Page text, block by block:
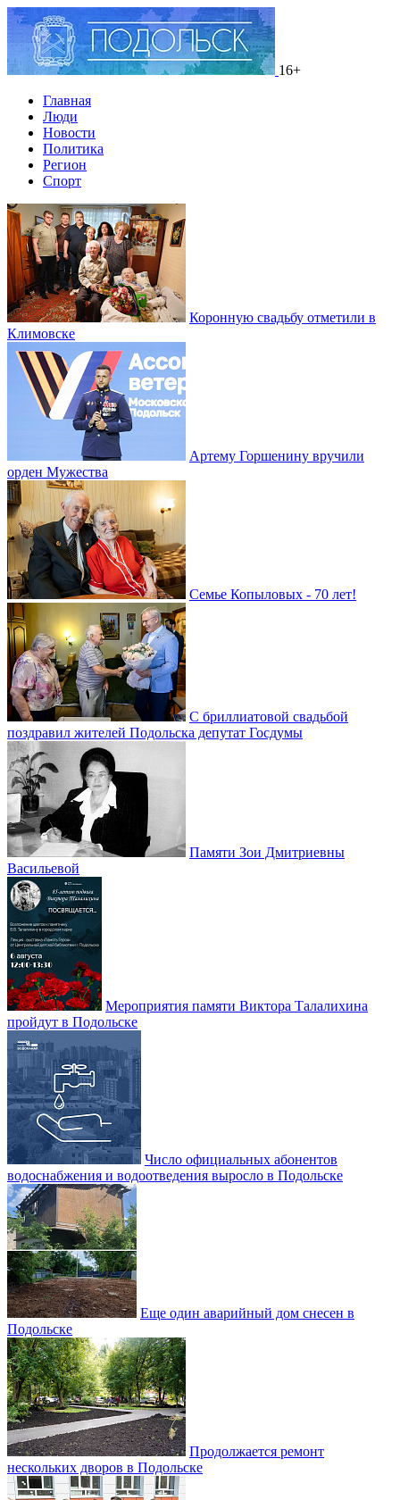
16+
Главная
Люди
Новости
Политика
Регион
Спорт
Коронную свадьбу отметили в
Климовске
Артему Горшенину вручили
орден Мужества
Семье Копыловых - 70 лет!
С бриллиатовой свадьбой
поздравил жителей Подольска депутат Госдумы
Памяти Зои Дмитриевны
Васильевой
Мероприятия памяти Виктора Талалихина
пройдут в Подольске
Число официальных абонентов
водоснабжения и водоотведения выросло в Подольске
Еще один аварийный дом снесен в
Подольске
Продолжается ремонт
нескольких дворов в Подольске